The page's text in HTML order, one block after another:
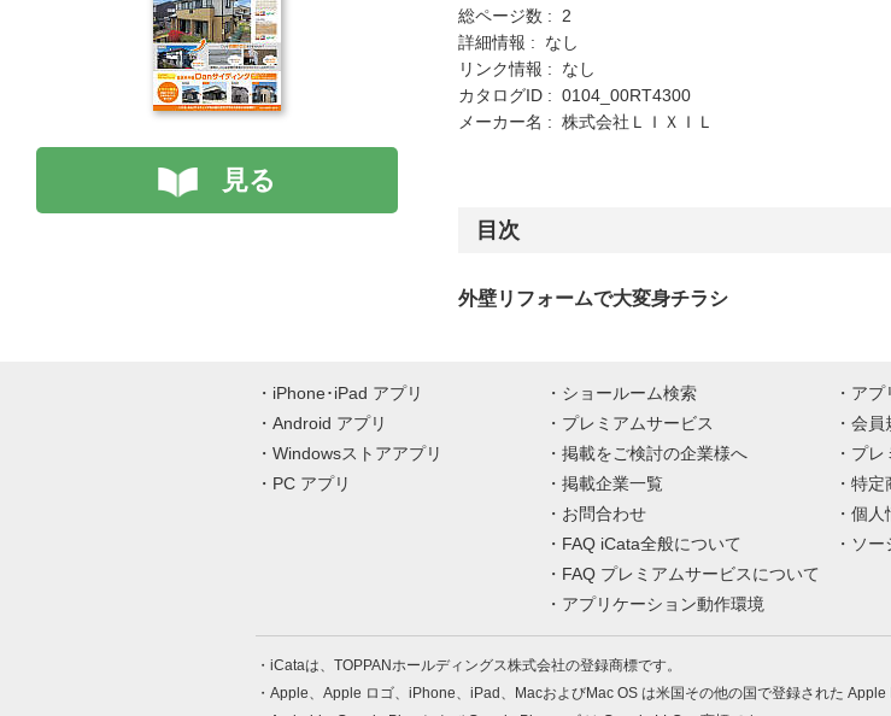
見る
総ページ数 : 2
詳細情報 : なし
リンク情報 : なし
カタログID : 0104_00RT4300
メーカー名 : 株式会社ＬＩＸＩＬ
目次
外壁リフォームで大変身チラシ
iPhone･iPad アプリ
Android アプリ
Windowsストアアプリ
PC アプリ
ショールーム検索
プレミアムサービス
掲載をご検討の企業様へ
掲載企業一覧
お問合わせ
FAQ iCata全般について
FAQ プレミアムサービスについて
アプリケーション動作環境
アプ
会員
プレ
特定
個人
ソー
iCataは、TOPPANホールディングス株式会社の登録商標です。
Apple、Apple ロゴ、iPhone、iPad、MacおよびMac OS は米国その他の国で登録された Apple